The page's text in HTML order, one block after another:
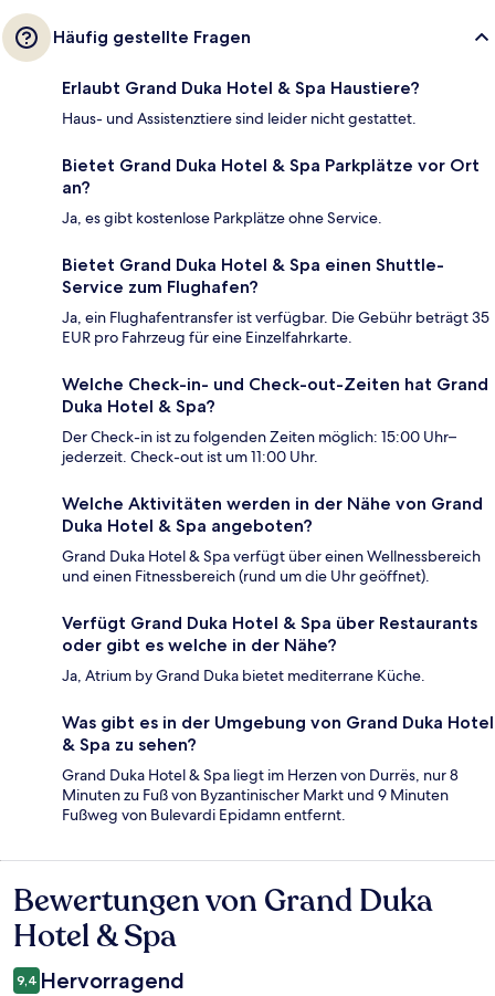
Häufig gestellte Fragen
Erlaubt Grand Duka Hotel & Spa Haustiere?
Haus- und Assistenztiere sind leider nicht gestattet.
Bietet Grand Duka Hotel & Spa Parkplätze vor Ort
an?
Ja, es gibt kostenlose Parkplätze ohne Service.
Bietet Grand Duka Hotel & Spa einen Shuttle-
Service zum Flughafen?
Ja, ein Flughafentransfer ist verfügbar. Die Gebühr beträgt 35
EUR pro Fahrzeug für eine Einzelfahrkarte.
Welche Check-in- und Check-out-Zeiten hat Grand
Duka Hotel & Spa?
Der Check-in ist zu folgenden Zeiten möglich: 15:00 Uhr–
jederzeit. Check-out ist um 11:00 Uhr.
Welche Aktivitäten werden in der Nähe von Grand
Duka Hotel & Spa angeboten?
Grand Duka Hotel & Spa verfügt über einen Wellnessbereich
und einen Fitnessbereich (rund um die Uhr geöffnet).
Verfügt Grand Duka Hotel & Spa über Restaurants
oder gibt es welche in der Nähe?
Ja, Atrium by Grand Duka bietet mediterrane Küche.
Was gibt es in der Umgebung von Grand Duka Hotel
& Spa zu sehen?
Grand Duka Hotel & Spa liegt im Herzen von Durrës, nur 8
Minuten zu Fuß von Byzantinischer Markt und 9 Minuten
Fußweg von Bulevardi Epidamn entfernt.
Bewertungen
Bewertungen von Grand Duka
Hotel & Spa
9,4 Hervorragend